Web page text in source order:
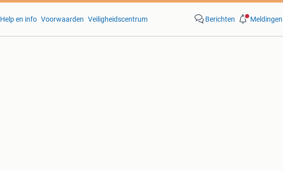
Help en info Voorwaarden Veiligheidscentrum Berichten Meldingen